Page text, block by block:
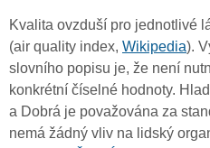
Kvalita ovzduší pro jednotlivé
(air quality index, Wikipedia).
slovního popisu je, že není
konkrétní číselné hodnoty.
a Dobrá je považována za
nemá žádný vliv na lidský